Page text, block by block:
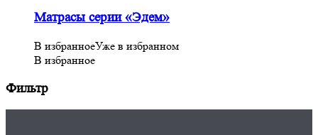
Матрасы серии «Эдем»
В избранноеУже в избранном
В избранное
Фильтр